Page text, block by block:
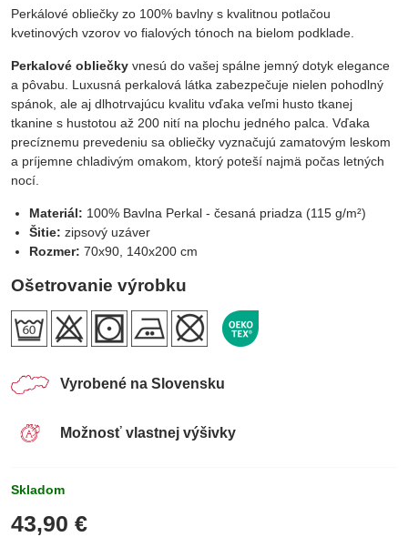
Perkálové obliečky zo 100% bavlny s kvalitnou potlačou
kvetinových vzorov vo fialových tónoch na bielom podklade.
Perkalové obliečky vnesú do vašej spálne jemný dotyk elegance
a pôvabu. Luxusná perkalová látka zabezpečuje nielen pohodlný
spánok, ale aj dlhotrvajúcu kvalitu vďaka veľmi husto tkanej
tkanine s hustotou až 200 nití na plochu jedného palca. Vďaka
precíznemu prevedeniu sa obliečky vyznačujú zamatovým leskom
a príjemne chladivým omakom, ktorý poteší najmä počas letných
nocí.
Materiál: 100% Bavlna Perkal - česaná priadza (115 g/m²)
Šitie: zipsový uzáver
Rozmer: 70x90, 140x200 cm
Ošetrovanie výrobku
Vyrobené na Slovensku
Možnosť vlastnej výšivky
Skladom
43,90 €